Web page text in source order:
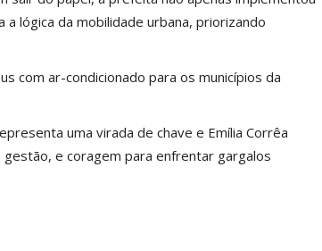
lógica da mobilidade urbana, priorizando
com ar-condicionado para os municípios da
uma virada de chave e Emília Corrêa
e coragem para enfrentar gargalos